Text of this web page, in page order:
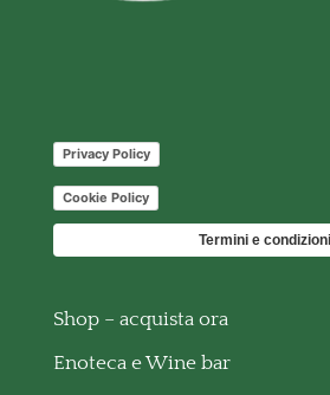
Privacy Policy
Cookie Policy
Termini e condizioni
Shop – acquista ora
Enoteca e Wine bar